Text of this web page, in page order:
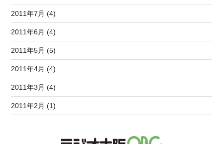
2011年7月 (4)
2011年6月 (4)
2011年5月 (5)
2011年4月 (4)
2011年3月 (4)
2011年2月 (1)